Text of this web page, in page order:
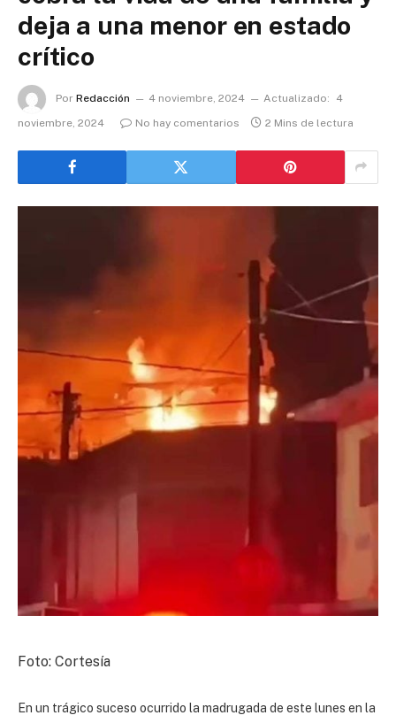
deja a una menor en estado
crítico
Por Redacción 4 noviembre, 2024 Actualizado:
4
noviembre, 2024
No hay comentarios 2 Mins de lectura
Foto: Cortesía
En un trágico suceso ocurrido la madrugada de este lunes en la